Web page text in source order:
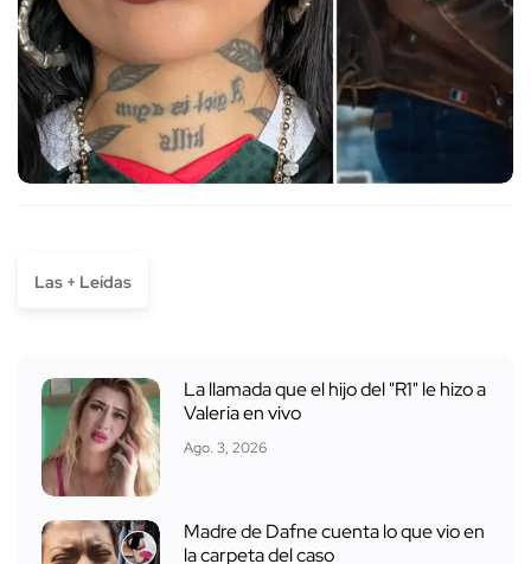
Las + Leídas
La llamada que el hijo del "R1" le hizo a
Valeria en vivo
Ago. 3, 2026
Madre de Dafne cuenta lo que vio en
la carpeta del caso